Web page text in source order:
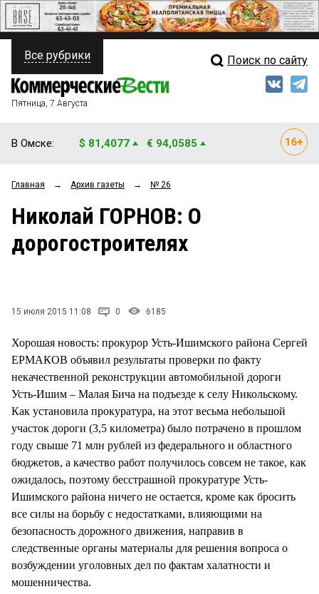
ПОЛИТИКА
ФИНАНСЫ
ОБЩЕСТВО
ЗАКОН
НОВОСТИ КОМПАНИЙ
Свежий выпуск
Рейтинги
Блоги
Все рубрики Поиск по сайту
Пятница, 7 Августа
В Омске: $ 81,4077 € 94,0585
Главная → Архив газеты → № 26
Николай ГОРНОВ: О
дорогостроителях
15 июля 2015 11:08 0 6185
Хорошая новость: прокурор Усть-Ишимского района Сергей
ЕРМАКОВ объявил результаты проверки по факту
некачественной реконструкции автомобильной дороги
Усть-Ишим – Малая Бича на подъезде к селу Никольскому.
Как установила прокуратура, на этот весьма небольшой
участок дороги (3,5 километра) было потрачено в прошлом
году свыше 71 млн рублей из федерального и областного
бюджетов, а качество работ получилось совсем не такое, как
ожидалось, поэтому бесстрашной прокуратуре Усть-
Ишимского района ничего не остается, кроме как бросить
все силы на борьбу с недостатками, влияющими на
безопасность дорожного движения, направив в
следственные органы материалы для решения вопроса о
возбуждении уголовных дел по фактам халатности и
мошенничества.